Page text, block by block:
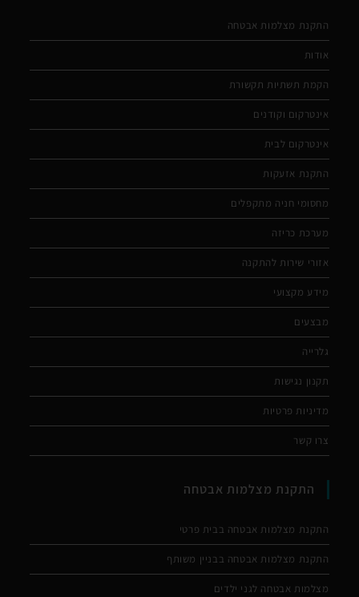
התקנת מצלמות אבטחה
אודות
הקמת תשתיות תקשורת
אינטרקום וקודנים
אינטרקום לבית
התקנת אזעקות
מחסומי חניה מתקפלים
מערכת כריזה
אזורי שירות להתקנה
מידע מקצועי
מבצעים
גלרייה
תקנון נגישות
מדיניות פרטיות
צרו קשר
התקנת מצלמות אבטחה
התקנת מצלמות אבטחה בבית פרטי
התקנת מצלמות אבטחה בבניין משותף
מצלמות אבטחה לגני ילדים